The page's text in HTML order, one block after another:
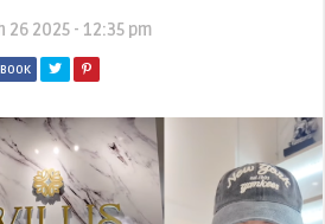
26 2025 - 12:35 pm